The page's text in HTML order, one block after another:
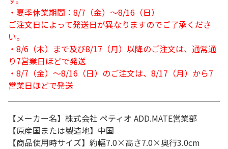
・夏季休業期間：8/7（金）～8/16（日）
ご注文日によって発送日が異なりますのでご了承くださ
い。
・8/6（木）まで及び8/17（月）以降のご注文は、通常通
り7営業日ほどで発送
・8/7（金）～8/16（日）のご注文は、8/17（月）から7
営業日ほどで発送
【メーカー名】株式会社 ペティオ ADD.MATE営業部
【原産国または製造地】中国
【商品使用時サイズ】約幅7.0×高さ7.0×奥行3.0cm